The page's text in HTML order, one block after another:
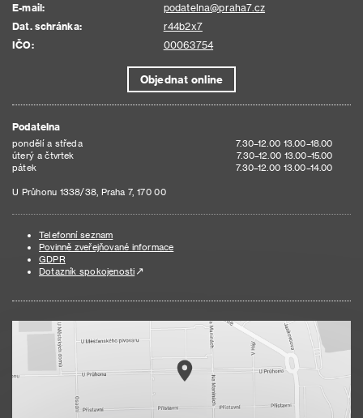
E-mail:
podatelna@praha7.cz
Dat. schránka:
r44b2x7
IČO:
00063754
Objednat online
Podatelna
pondělí a středa
7.30–12.00 13.00–18.00
úterý a čtvrtek
7.30–12.00 13.00–15.00
pátek
7.30–12.00 13.00–14.00
U Průhonu 1338/38, Praha 7, 170 00
Telefonní seznam
Povinně zveřejňované informace
GDPR
Dotazník spokojenosti